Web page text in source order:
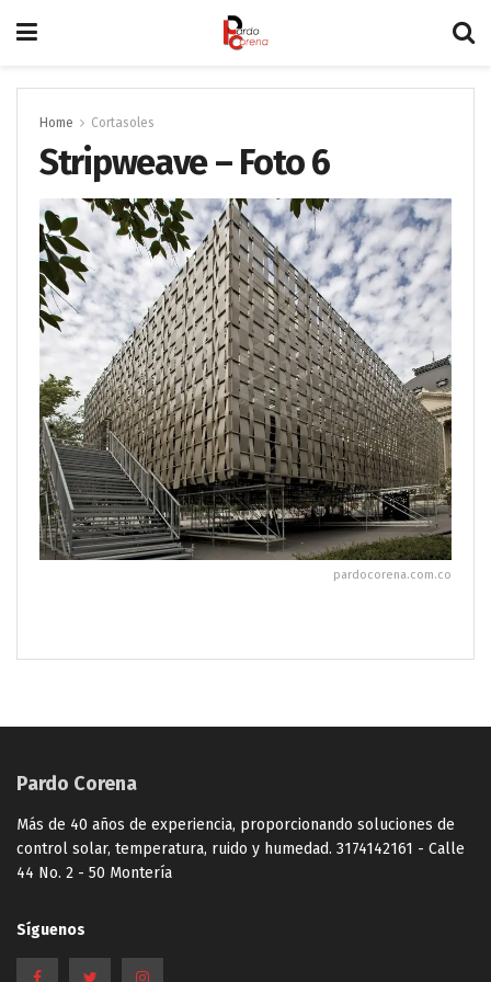
Home Cortasoles
Stripweave – Foto 6
pardocorena.com.co
Pardo Corena
Más de 40 años de experiencia, proporcionando soluciones de
control solar, temperatura, ruido y humedad. 3174142161 - Calle
44 No. 2 - 50 Montería
Síguenos